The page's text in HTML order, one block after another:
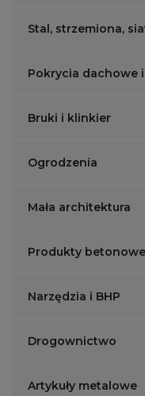
Stal, strzemiona,
Pokrycia dachowe
Bruki i klinkier
Ogrodzenia
Mała architektura
Produkty
Narzędzia i BHP
Drogownictwo
Artykuły metalowe